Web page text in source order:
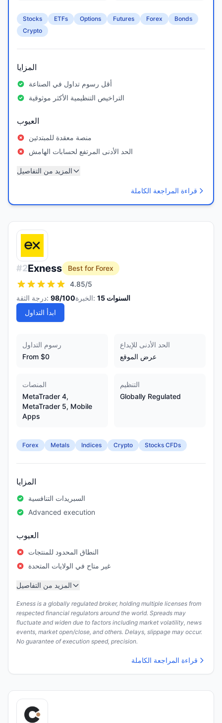
Stocks ETFs Options Futures Forex
Bonds
Crypto
المزايا
أقل رسوم تداول في الصناعة
التراخيص التنظيمية الأكثر موثوقية
العيوب
منصة معقدة للمبتدئين
الحد الأدنى المرتفع لحسابات الهامش
المزيد من التفاصيل
قراءة المراجعة الكاملة
#2Exness
Best for Forex
4.85/5
درجة الثقة: 98/100 الخبرة: 15 السنوات
ابدأ التداول
رسوم التداول
From $0
الحد الأدنى للإيداع
عرض الموقع
المنصات
MetaTrader 4,
MetaTrader 5, Mobile
Apps
التنظيم
Globally Regulated
Forex Metals Indices Crypto Stocks CFDs
المزايا
السبريدات التنافسية
Advanced execution
العيوب
النطاق المحدود للمنتجات
غير متاح في الولايات المتحدة
المزيد من التفاصيل
Exness is a globally regulated broker, holding multiple licenses from
respected financial regulators around the world. Spreads may
fluctuate and widen due to factors including market volatility, news
events, market open/close, and others. Delays, slippage may occur.
No guarantee of execution speed, precision.
قراءة المراجعة الكاملة